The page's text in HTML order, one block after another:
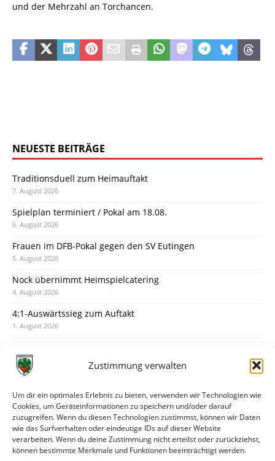
Zustimmung verwalten
Um dir ein optimales Erlebnis zu bieten, verwenden wir Technologien wie
Cookies, um Geräteinformationen zu speichern und/oder darauf
zuzugreifen. Wenn du diesen Technologien zustimmst, können wir Daten
wie das Surfverhalten oder eindeutige IDs auf dieser Website
verarbeiten. Wenn du deine Zustimmung nicht erteilst oder zurückziehst,
können bestimmte Merkmale und Funktionen beeinträchtigt werden.
und der Mehrzahl an Torchancen.
NEUESTE BEITRÄGE
Traditionsduell zum Heimauftakt
7. August 2026
Spielplan terminiert / Pokal am 18.08.
6. August 2026
Frauen im DFB-Pokal gegen den SV Eutingen
5. August 2026
Nock übernimmt Heimspielcatering
4. August 2026
4:1-Auswärtssieg zum Auftakt
1. August 2026
31. Juli 2026
30. Juli 2026
Deine Spielminute: 89+1
28. Juli 2026
Neuer Rückensponsor